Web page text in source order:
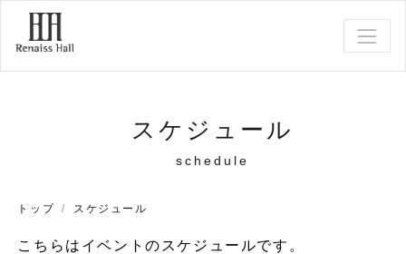
スケジュール
schedule
トップ スケジュール
こちらはイベントのスケジュールです。